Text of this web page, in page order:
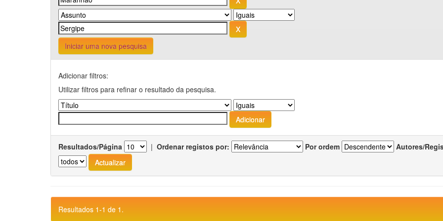
Iniciar uma nova pesquisa
Adicionar filtros:
Utilizar filtros para refinar o resultado da pesquisa.
Resultados/Página | Ordenar registos por: Por ordem Autores/
Resultados 1-1 de 1.